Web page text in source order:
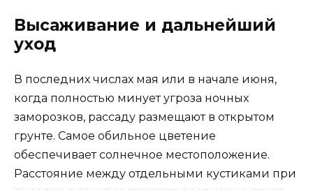
Высаживание и дальнейший
уход
В последних числах мая или в начале июня,
когда полностью минует угроза ночных
заморозков, рассаду размещают в открытом
грунте. Самое обильное цветение
обеспечивает солнечное местоположение.
Расстояние между отдельными кустиками при